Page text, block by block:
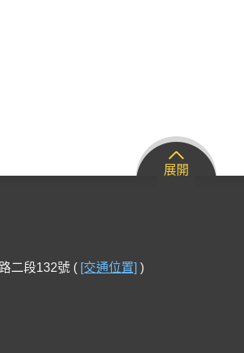
展開
二段132號 ( [交通位置] )